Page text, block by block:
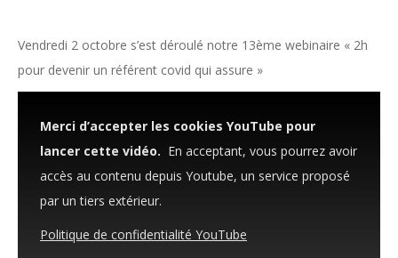
Vendredi 2 octobre s’est déroulé notre 13ème webinaire « 2h
pour devenir un référent covid qui assure »
Merci d’accepter les cookies YouTube pour
lancer cette vidéo. En acceptant, vous pourrez avoir
accès au contenu depuis Youtube, un service proposé
par un tiers extérieur.
Politique de confidentialité YouTube